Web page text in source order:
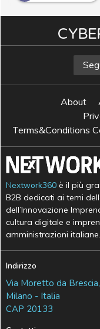
About
Terms&Conditions
Nextwork360 è il più
B2B dedicati ai temi
dell’Innovazione
cultura digitale e
amministrazioni italiane.
Indirizzo
Via Moretto da
Milano - Italia
CAP 20133